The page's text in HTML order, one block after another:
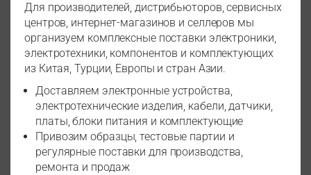
Для производителей, дистрибьюторов, сервисных
центров, интернет-магазинов и селлеров мы
организуем комплексные поставки электроники,
электротехники, компонентов и комплектующих
из Китая, Турции, Европы и стран Азии.
Доставляем электронные устройства,
электротехнические изделия, кабели, датчики,
платы, блоки питания и комплектующие
Привозим образцы, тестовые партии и
регулярные поставки для производства,
ремонта и продаж